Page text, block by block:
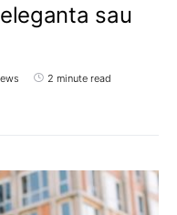
sau
2 minute read